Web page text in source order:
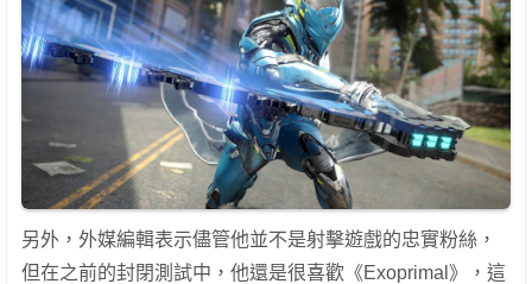
另外，外媒編輯表示儘管他並不是射擊遊戲的忠實粉絲，
但在之前的封閉測試中，他還是很喜歡《Exoprimal》，這